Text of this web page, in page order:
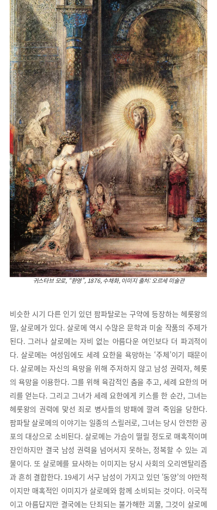
귀스타브 모로, “환영”, 1876, 수채화, 이미지 출처: 오르세 미술관
비슷한 시기 다른 인기 있던 팜파탈로는 구약에 등장하는 헤롯왕의
딸, 살로메가 있다. 살로메 역시 수많은 문학과 미술 작품의 주제가
된다. 그러나 살로메는 자비 없는 아름다운 여인보다 더 파괴적이
다. 살로메는 여성임에도 세례 요한을 욕망하는 ‘주체’이기 때문이
다. 살로메는 자신의 욕망을 위해 주저하지 않고 남성 권력자, 헤롯
의 욕망을 이용한다. 그를 위해 육감적인 춤을 추고, 세례 요한의 머
리를 얻는다. 그리고 그녀가 세례 요한에게 키스를 한 순간, 그녀는
헤롯왕의 권력에 맞선 죄로 병사들의 방패에 깔려 죽임을 당한다.
팜파탈 살로메의 이야기는 일종의 스릴러로, 그녀는 당시 안전한 공
포의 대상으로 소비된다. 살로메는 가슴이 떨릴 정도로 매혹적이며
잔인하지만 결국 남성 권력을 넘어서지 못하는, 정복할 수 있는 괴
물이다. 또 살로메를 묘사하는 이미지는 당시 사회의 오리엔탈리즘
과 흔히 결합한다. 19세기 서구 남성이 가지고 있던 ‘동양’의 야만적
이지만 매혹적인 이미지가 살로메와 함께 소비되는 것이다. 이국적
이고 아름답지만 결국에는 단죄되는 불가해한 괴물, 그것이 살로메